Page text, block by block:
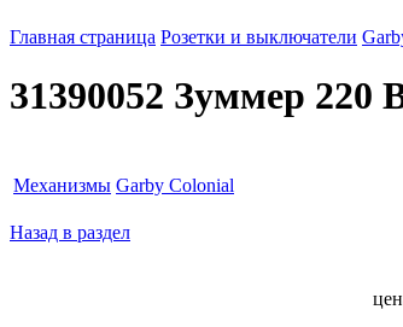
Главная страница Розетки и выключатели
31390052 Зуммер 220
Механизмы Garby Colonial
Назад в раздел